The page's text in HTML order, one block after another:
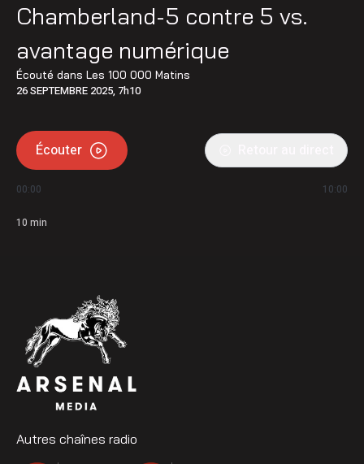
Chamberland-5 contre 5 vs.
avantage numérique
Écouté dans Les 100 000 Matins
26 SEPTEMBRE 2025, 7h10
Écouter
00:00 10:00
10 min
Autres chaînes radio